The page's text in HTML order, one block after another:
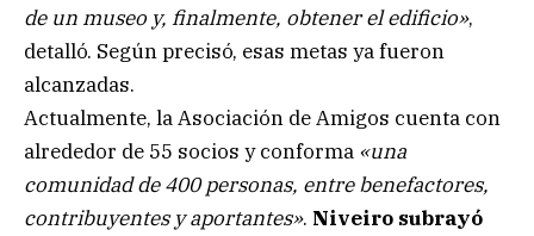
de un museo y, finalmente, obtener el edificio»,
detalló. Según precisó, esas metas ya fueron
alcanzadas.
Actualmente, la Asociación de Amigos cuenta con
alrededor de 55 socios y conforma «una
comunidad de 400 personas, entre benefactores,
contribuyentes y aportantes». Niveiro subrayó